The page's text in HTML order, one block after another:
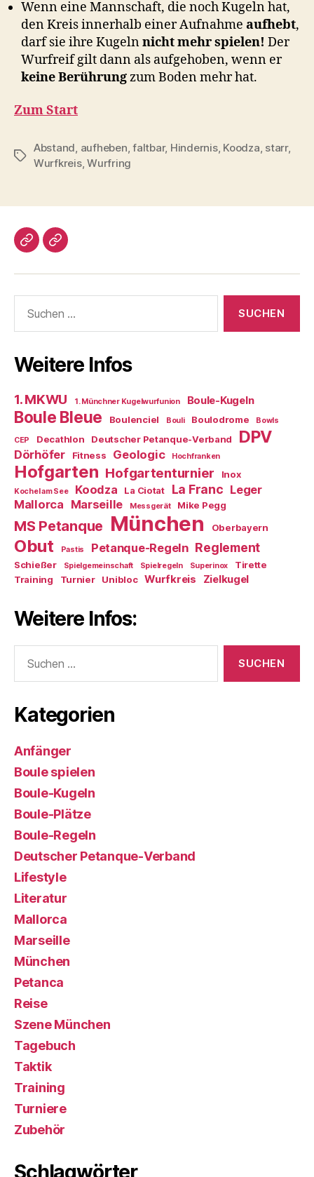
Wenn eine Mannschaft, die noch Kugeln hat,
den Kreis innerhalb einer Aufnahme aufhebt,
darf sie ihre Kugelnnicht mehr spielen! Der
Wurfreif gilt dann als aufgehoben, wenn er
keine Berührungzum Boden mehr hat.
Zum Start
Schlagwörter
Abstand, aufheben,faltbar, Hindernis, Koodza, starr,
Wurfkreis,Wurfring
Impressum/DatSchutz
Beliebte
nach:
Weitere Infos
1. MKWU 1. Münchner Kugelwurfunion Boule-Kugeln
Boule Bleue Boulenciel Bouli Boulodrome Bowls
CEP Decathlon Deutscher Petanque-Verband DPV
Dörhöfer Fitness Geologic Hochfranken
Hofgarten Hofgartenturnier Inox
Kochel am See Koodza La Ciotat La Franc Leger
Mallorca Marseille Messgerät Mike Pegg
MS Petanque München Oberbayern
Obut Pastis Petanque-Regeln Reglement
Schießer Spielgemeinschaft Spielregeln Superinox
Tirette
Training
Turnier Unibloc Wurfkreis Zielkugel
Weitere Infos:
nach:
Kategorien
Anfänger
Boule spielen
Boule-Kugeln
Boule-Plätze
Boule-Regeln
Deutscher Petanque-Verband
Lifestyle
Literatur
Mallorca
Marseille
München
Petanca
Reise
Szene München
Tagebuch
Taktik
Training
Turniere
Zubehör